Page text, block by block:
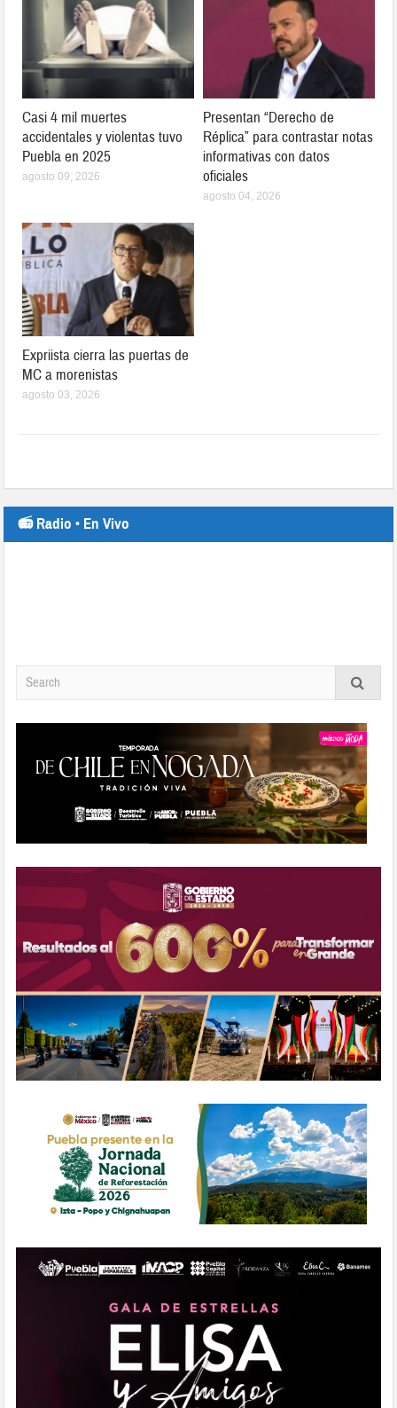
Casi 4 mil muertes
accidentales y violentas tuvo
Puebla en 2025
agosto 09, 2026
Presentan “Derecho de
Réplica” para contrastar notas
informativas con datos
oficiales
agosto 04, 2026
Expriista cierra las puertas de
MC a morenistas
agosto 03, 2026
📻 Radio • En Vivo